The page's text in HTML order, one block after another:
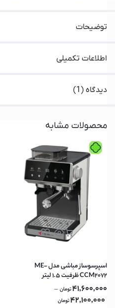
توضیحات
اطلاعات تکمیلی
دیدگاه (1)
محصولات مشابه
اسپرسوساز مباشی مدل ME-
CCM2072 ظرفیت ۱.۵ لیتر
41,600,000تومان –
42,100,000تومان